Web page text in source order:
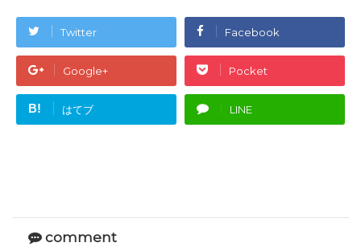
Twitter Facebook
Google+ Pocket
B! はてブ LINE
comment